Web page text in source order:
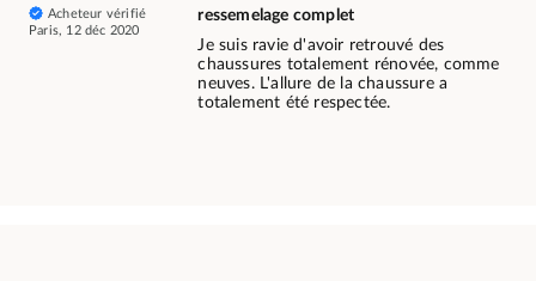
Acheteur vérifié
Paris, 12 déc 2020
ressemelage complet
Je suis ravie d'avoir retrouvé des
chaussures totalement rénovée, comme
neuves. L'allure de la chaussure a
totalement été respectée.